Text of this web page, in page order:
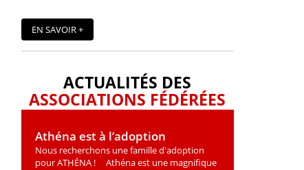
EN SAVOIR +
ACTUALITÉS DES
ASSOCIATIONS FÉDÉRÉES
Athéna est à l’adoption
Nous recherchons une famille d'adoption
pour ATHÉNA ! Athéna est une magniﬁque